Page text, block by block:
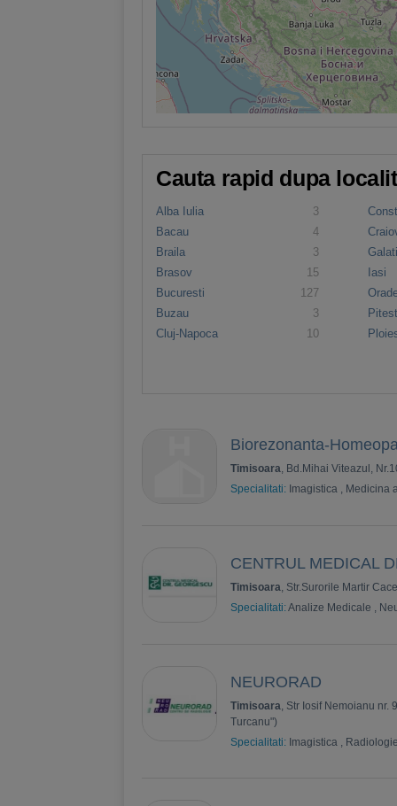
Cauta rapid dupa
Alba Iulia
3
Bacau
4
Braila
3
Brasov
15
Bucuresti
127
Buzau
3
Cluj-Napoca
10
Iasi
Biorezonanta-
Timisoara, Bd.Mihai Viteazul,
Specialitati: Imagistica , Medicina
CENTRUL MEDICAL
Timisoara, Str.Surorile Martir
Specialitati:Analize Medicale ,
NEURORAD
Timisoara, Str Iosif Nemoianu nr.
Turcanu")
Specialitati: Imagistica ,